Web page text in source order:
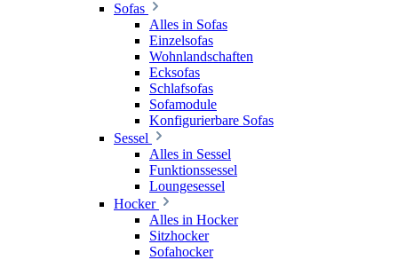
Sofas
Alles in Sofas
Einzelsofas
Wohnlandschaften
Ecksofas
Schlafsofas
Sofamodule
Konfigurierbare Sofas
Sessel
Alles in Sessel
Funktionssessel
Loungesessel
Hocker
Alles in Hocker
Sitzhocker
Sofahocker